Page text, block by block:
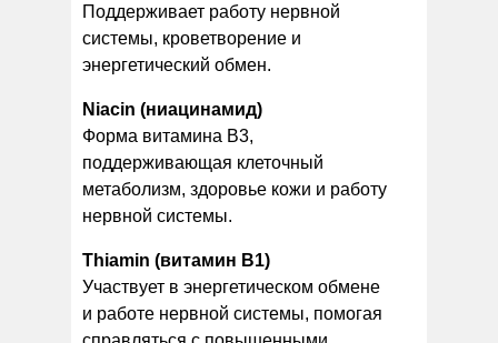
Поддерживает работу нервной
системы, кроветворение и
энергетический обмен.
Niacin (ниацинамид)
Форма витамина B3,
поддерживающая клеточный
метаболизм, здоровье кожи и работу
нервной системы.
Thiamin (витамин B1)
Участвует в энергетическом обмене
и работе нервной системы, помогая